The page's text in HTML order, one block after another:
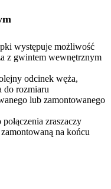
występuje możliwość
z gwintem wewnętrznym
odcinek węża,
do rozmiaru
lub zamontowanego
zraszaczy
na końcu